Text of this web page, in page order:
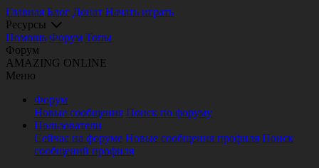
Главная Блог Донат Начать играть
Ресурсы
Помощь Форум Топы
Форум
AMAZING ONLINE
Меню
Форум
Новые сообщения Поиск по форуму
Пользователи
Сейчас на форуме Новые сообщения профиля Поиск
сообщений профиля